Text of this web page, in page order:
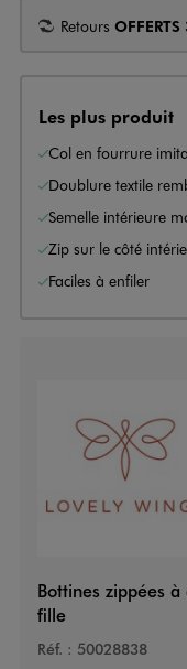
Retours OFFERTS
Les plus produit
Col en fourrure
Doublure textile
Semelle intérieure
Zip sur le côté
Faciles à enfiler
Bottines zippées
fille
Réf. : 50028838